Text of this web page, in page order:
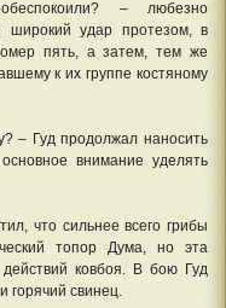
– любезно
широкий удар протезом, в
пять, а затем, тем же
к их группе костяному
– Гуд продолжал наносить
внимание уделять
что сильнее всего грибы
топор Дума, но эта
ковбоя. В бою Гуд
горячий свинец.